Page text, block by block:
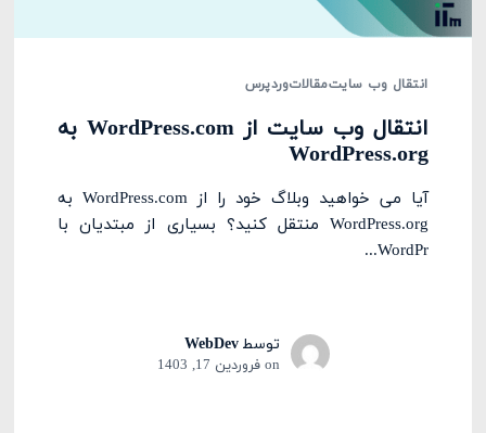
انتقال وب سایتمقالاتوردپرس
انتقال وب سایت از WordPress.com به
WordPress.org
آیا می خواهید وبلاگ خود را از WordPress.com به
WordPress.org منتقل کنید؟ بسیاری از مبتدیان با
WordPr...
توسطWebDev
on فروردین 17, 1403